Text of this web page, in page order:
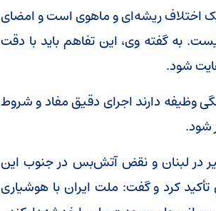
اختلاف ریشه‌ای و ماهوی است و امضای
به گفته وی، این تفاهم باید با دقت
شود.
وظیفه دارند اجرای دقیق مفاد و شروط
شود.
در لبنان و نقض آتش‌بس در جنوب این
کرد و گفت: ملت ایران با هوشیاری